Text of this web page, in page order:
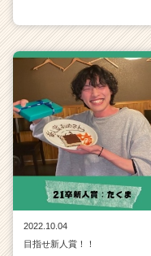
2022.10.04
目指せ新人賞！！